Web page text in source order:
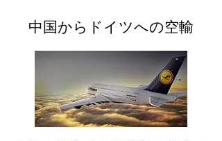
中国からドイツへの空輸